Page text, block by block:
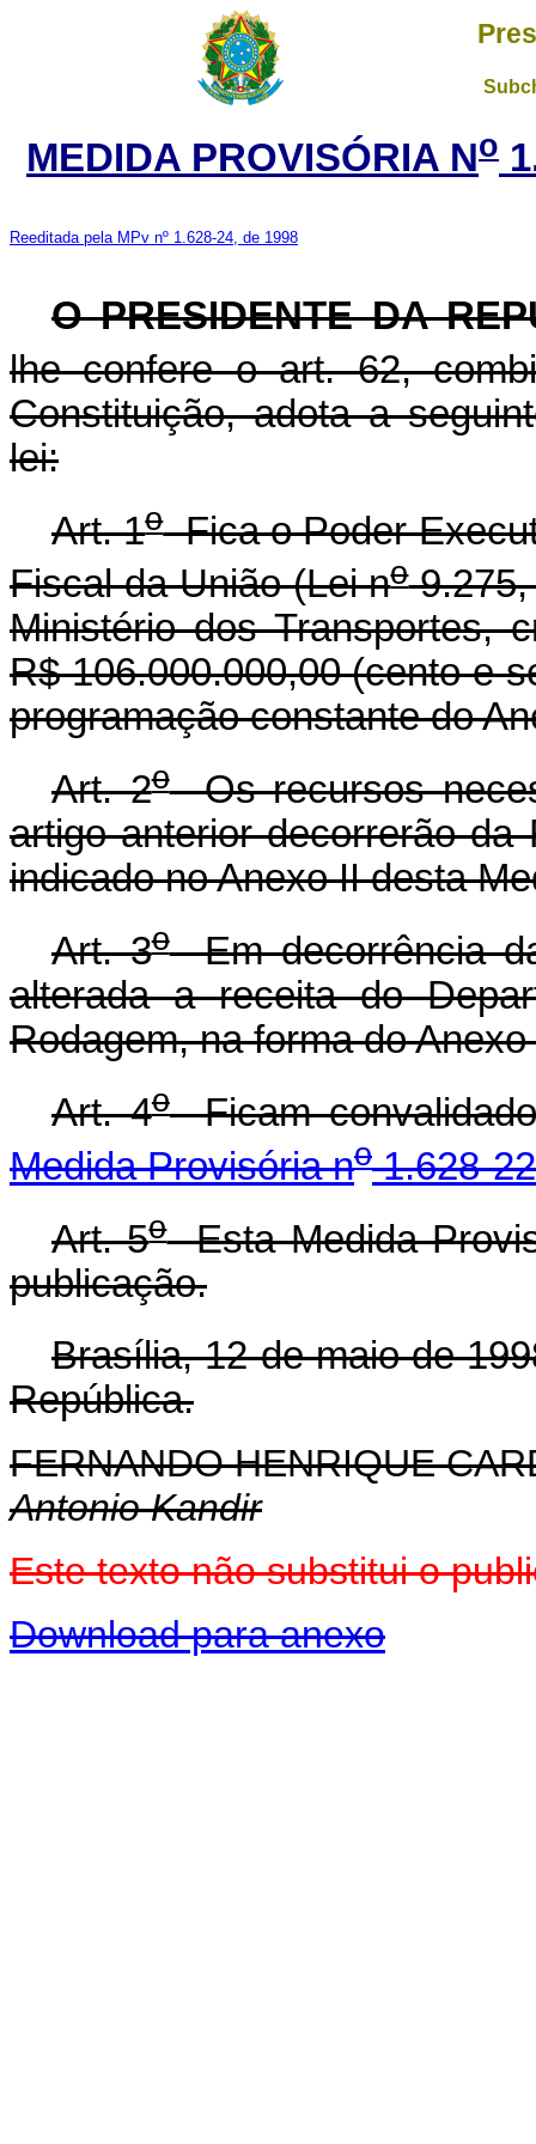
MEDIDA PROVISÓRIA No
Reeditada pela MPv nº 1.628-24, de 1998
O PRESIDENTE DA
lhe confere o art. 62,
Constituição, adota a
lei:
Art. 1oFica o Poder
Fiscal da União (Lei no9.275,
Ministério dos Transportes,
R$ 106.000.000,00 (cento e
programação constante do
Art. 2oOs recursos
artigo anterior decorrerão da
indicado no Anexo II desta
Art. 3oEm decorrência
alterada a receita do
Rodagem, na forma do Anexo
Art. 4oFicam
Medida Provisória no1.628-
Art. 5oEsta Medida
publicação.
Brasília, 12 de maio de
República.
FERNANDO HENRIQUE
Antonio Kandir
Este texto não substitui o
Download para anexo